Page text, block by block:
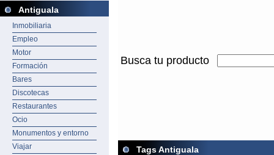
Antiguala
Inmobiliaria
Empleo
Motor
Formación
Bares
Discotecas
Restaurantes
Ocio
Monumentos y entorno
Viajar
Busca tu producto
Tags Antiguala